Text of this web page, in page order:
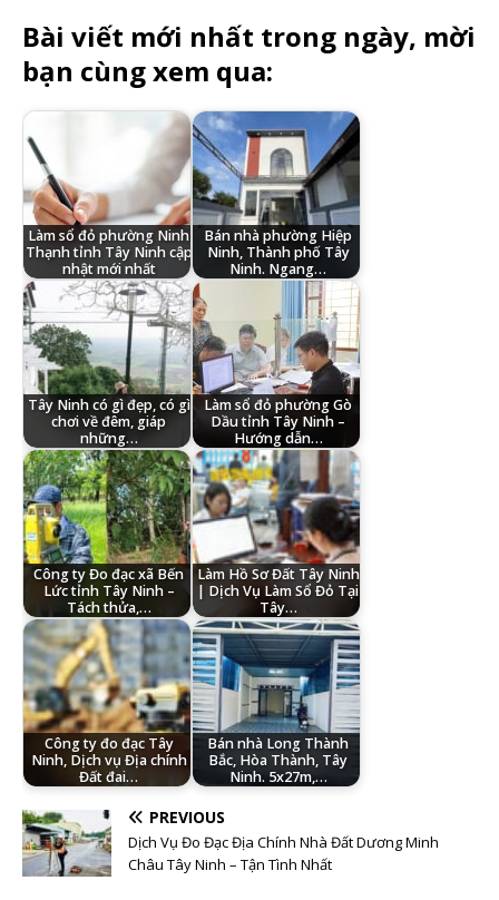
Bài viết mới nhất trong ngày, mời
bạn cùng xem qua:
Làm sổ đỏ phường Ninh
Thạnh tỉnh Tây Ninh cập
nhật mới nhất
Bán nhà phường Hiệp
Ninh, Thành phố Tây
Ninh. Ngang…
Tây Ninh có gì đẹp, có gì
chơi về đêm, giáp
những…
Làm sổ đỏ phường Gò
Dầu tỉnh Tây Ninh –
Hướng dẫn…
Công ty Đo đạc xã Bến
Lức tỉnh Tây Ninh –
Tách thửa,…
Làm Hồ Sơ Đất Tây Ninh
| Dịch Vụ Làm Sổ Đỏ Tại
Tây…
Công ty đo đạc Tây
Ninh, Dịch vụ Địa chính
Đất đai…
Bán nhà Long Thành
Bắc, Hòa Thành, Tây
Ninh. 5x27m,…
PREVIOUS
Dịch Vụ Đo Đạc Địa Chính Nhà Đất Dương Minh
Châu Tây Ninh – Tận Tình Nhất